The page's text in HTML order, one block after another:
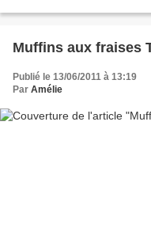
Muffins aux fraises
Publié le 13/06/2011 à 13:19
Par Amélie